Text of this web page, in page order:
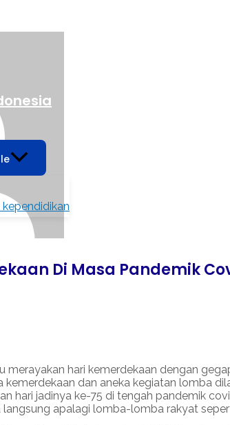
kependidikan
Di Masa Pandemik
merayakan hari kemerdekaan dengan
kemerdekaan dan aneka kegiatan lomba
hari jadinya ke-75 di tengah pandemik
apalagi lomba-lomba rakyat